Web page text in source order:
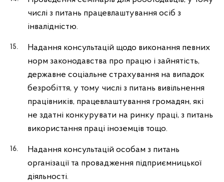
числі з питань працевлаштування осіб з
інвалідністю.
Надання консультацій щодо виконання певних
норм законодавства про працю і зайнятість,
державне соціальне страхування на випадок
безробіття, у тому числі з питань вивільнення
працівників, працевлаштування громадян, які
не здатні конкурувати на ринку праці, з питань
використання праці іноземців тощо.
Надання консультацій особам з питань
організації та провадження підприємницької
діяльності.